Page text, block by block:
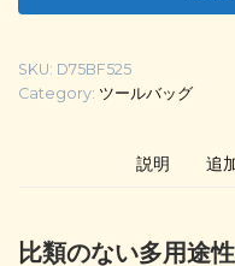
SKU: D75BF525
Category: ツールバッグ
説明 追
比類のない多用途